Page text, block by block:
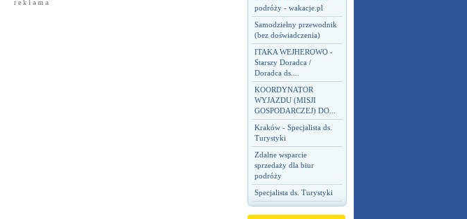
podróży - wakacje.pl
Samodzielny przewodnik
(bez doświadczenia)
ITAKA WEJHEROWO -
Starszy Doradca /
Doradca ds....
KOORDYNATOR
WYJAZDU (MISJI
GOSPODARCZEJ) DO...
Kraków - Specjalista ds.
Turystyki
Zdalne wsparcie
sprzedaży dla biur
podróży
Specjalista ds. Turystyki
r e k l a m a